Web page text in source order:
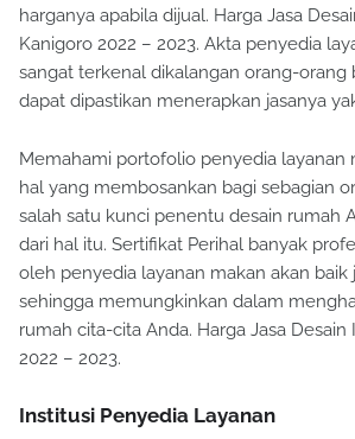
harganya apabila dijual. Harga Jasa
Kanigoro 2022 – 2023. Akta penyedia
sangat terkenal dikalangan orang-orang
dapat dipastikan menerapkan jasanya
Memahami portofolio penyedia layanan
hal yang membosankan bagi sebagian
salah satu kunci penentu desain rumah
dari hal itu. Sertifikat Perihal banyak
oleh penyedia layanan makan akan baik
sehingga memungkinkan dalam
rumah cita-cita Anda. Harga Jasa
2022 – 2023.
Institusi Penyedia Layanan